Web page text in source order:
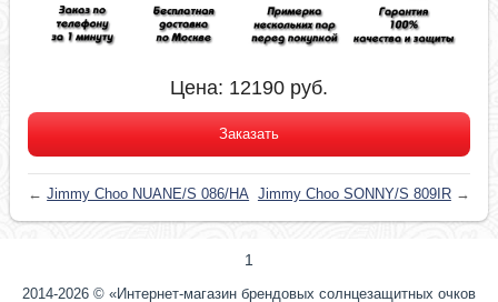
Цена: 12190 руб.
Заказать
←Jimmy Choo NUANE/S 086/HA Jimmy Choo SONNY/S 809IR→
1
2014-2026 © «Интернет-магазин брендовых солнцезащитных очков